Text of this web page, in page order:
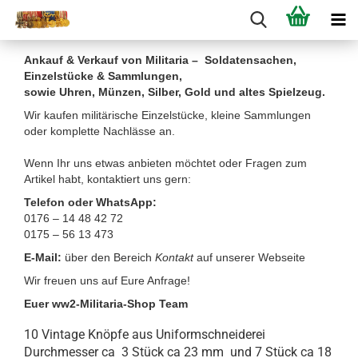
Ankauf & Verkauf von Militaria – Soldatensachen,
Einzelstücke & Sammlungen,
sowie Uhren, Münzen, Silber, Gold und altes Spielzeug.
Wir kaufen militärische Einzelstücke, kleine Sammlungen
oder komplette Nachlässe an.
Wenn Ihr uns etwas anbieten möchtet oder Fragen zum
Artikel habt, kontaktiert uns gern:
Telefon oder WhatsApp:
0176 – 14 48 42 72
0175 – 56 13 473
E-Mail: über den Bereich Kontakt auf unserer Webseite
Wir freuen uns auf Eure Anfrage!
Euer ww2-Militaria-Shop Team
10 Vintage Knöpfe aus Uniformschneiderei
Durchmesser ca 3 Stück ca 23 mm und 7 Stück ca 18